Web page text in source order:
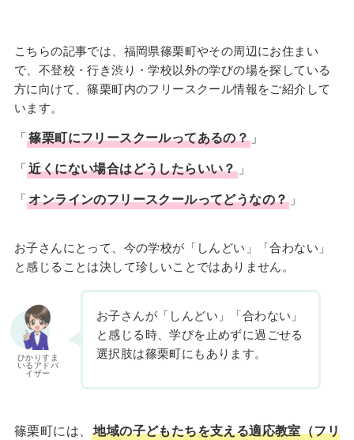
こちらの記事では、福岡県篠栗町やその周辺にお住まい
で、不登校・行き渋り・学校以外の学びの場を探している
方に向けて、篠栗町内のフリースクール情報をご紹介して
います。
「篠栗町にフリースクールってあるの？ 」
「近くにない場合はどうしたらいい？」
「オンラインのフリースクールってどうなの？ 」
お子さんにとって、今の学校が「しんどい」「合わない」
と感じることは決して珍しいことではありません。
ひかりすま
いるアドバ
イザー
お子さんが「しんどい」「合わない」
と感じる時、学びを止めずに過ごせる
選択肢は篠栗町にもあります。
篠栗町には、地域の子どもたちを支える適応教室（フリ